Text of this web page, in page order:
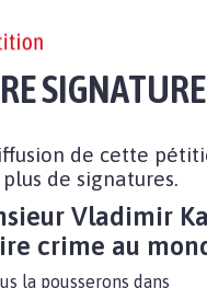
SIGNATURE
de cette
de signatures.
Vladimir
crime au
la pousserons dans